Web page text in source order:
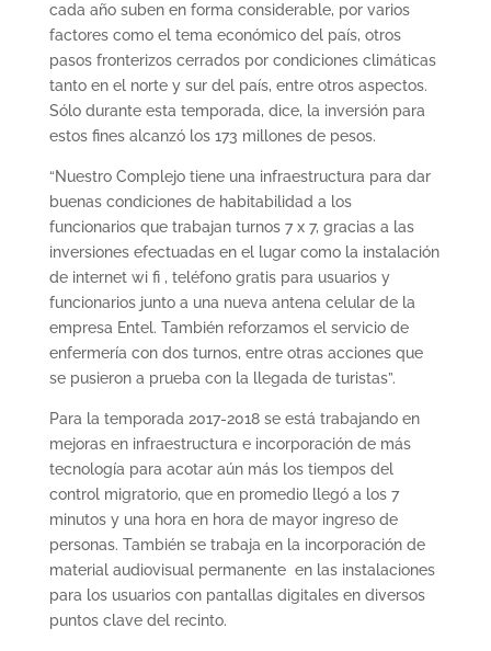
cada año suben en forma considerable, por varios
factores como el tema económico del país, otros
pasos fronterizos cerrados por condiciones climáticas
tanto en el norte y sur del país, entre otros aspectos.
Sólo durante esta temporada, dice, la inversión para
estos fines alcanzó los 173 millones de pesos.
“Nuestro Complejo tiene una infraestructura para dar
buenas condiciones de habitabilidad a los
funcionarios que trabajan turnos 7 x 7, gracias a las
inversiones efectuadas en el lugar como la instalación
de internet wi fi , teléfono gratis para usuarios y
funcionarios junto a una nueva antena celular de la
empresa Entel. También reforzamos el servicio de
enfermería con dos turnos, entre otras acciones que
se pusieron a prueba con la llegada de turistas”.
Para la temporada 2017-2018 se está trabajando en
mejoras en infraestructura e incorporación de más
tecnología para acotar aún más los tiempos del
control migratorio, que en promedio llegó a los 7
minutos y una hora en hora de mayor ingreso de
personas. También se trabaja en la incorporación de
material audiovisual permanente en las instalaciones
para los usuarios con pantallas digitales en diversos
puntos clave del recinto.